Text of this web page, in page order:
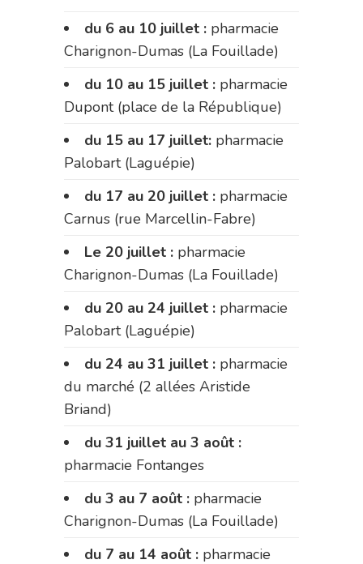
du 6 au 10 juillet : pharmacie
Charignon-Dumas (La Fouillade)
du 10 au 15 juillet : pharmacie
Dupont (place de la République)
du 15 au 17 juillet: pharmacie
Palobart (Laguépie)
du 17 au 20 juillet : pharmacie
Carnus (rue Marcellin-Fabre)
Le 20 juillet : pharmacie
Charignon-Dumas (La Fouillade)
du 20 au 24 juillet : pharmacie
Palobart (Laguépie)
du 24 au 31 juillet : pharmacie
du marché (2 allées Aristide
Briand)
du 31 juillet au 3 août :
pharmacie Fontanges
du 3 au 7 août : pharmacie
Charignon-Dumas (La Fouillade)
du 7 au 14 août : pharmacie